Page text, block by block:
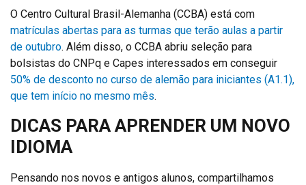
O Centro Cultural Brasil-Alemanha (CCBA) está com
matrículas abertas para as turmas que terão aulas a partir
de outubro. Além disso, o CCBA abriu seleção para
bolsistas do CNPq e Capes interessados em conseguir
50% de desconto no curso de alemão para iniciantes (A1.1),
que tem início no mesmo mês.
DICAS PARA APRENDER UM NOVO
IDIOMA
Pensando nos novos e antigos alunos, compartilhamos